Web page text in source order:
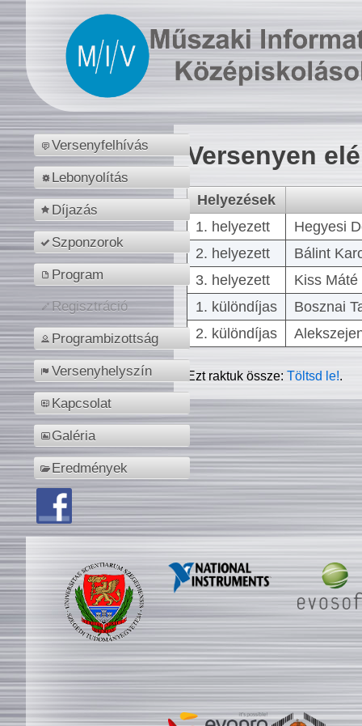
Versenyfelhívás
Lebonyolítás
Díjazás
Szponzorok
Program
Regisztráció
Programbizottság
Versenyhelyszín
Kapcsolat
Galéria
Eredmények
Versenyen
Helyezések
1. helyezett
Hegyesi
2. helyezett
Bálint
3. helyezett
Kiss
1. különdíjas
Bosznai
2. különdíjas
Ezt raktuk össze:Töltsd le!.